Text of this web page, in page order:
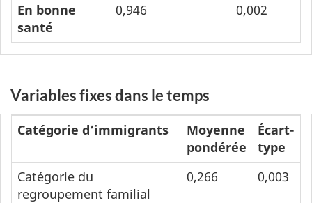
En bonne
santé
0,946 0,002
Variables fixes dans le temps
Catégorie d’immigrants
Moyenne
pondérée
Écart-
type
Catégorie du
regroupement familial
0,266 0,003